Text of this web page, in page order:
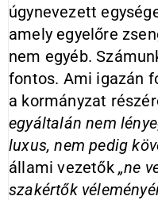
úgynevezett
amely egyelőre
nem egyéb.
fontos. Ami igazán
a kormányzat
egyáltalán nem
luxus, nem pedig
állami vezetők „ne
szakértők